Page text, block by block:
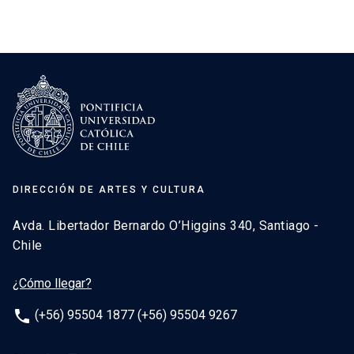
DIRECCIÓN DE ARTES Y CULTURA
Avda. Libertador Bernardo O’Higgins 340, Santiago -
Chile
¿Cómo llegar?
phone (+56) 95504 1877 (+56) 95504 9267